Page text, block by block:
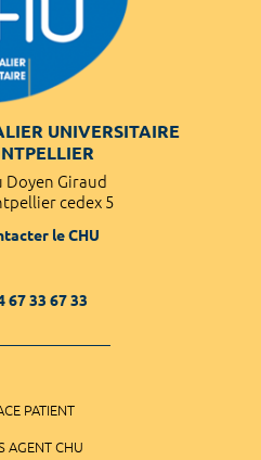
UNIVERSITAIRE
Doyen Giraud
cedex 5
le CHU
67 33 67 33
PATIENT
AGENT CHU